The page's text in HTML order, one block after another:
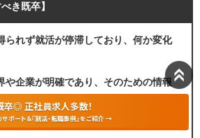
き既卒】
られず就活が停滞しており、何か変化
や企業が明確であり、そのための情報
する意義をしっかりと見出せている
卒◎ 正社員求人多数！
ポート＆『就活・転職事例』をご紹介 →